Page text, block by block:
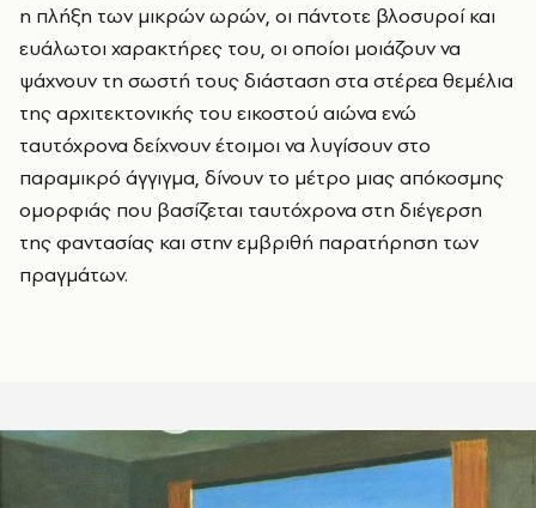
η πλήξη των μικρών ωρών, οι πάντοτε βλοσυροί και
ευάλωτοι χαρακτήρες του, οι οποίοι μοιάζουν να
ψάχνουν τη σωστή τους διάσταση στα στέρεα θεμέλια
της αρχιτεκτονικής του εικοστού αιώνα ενώ
ταυτόχρονα δείχνουν έτοιμοι να λυγίσουν στο
παραμικρό άγγιγμα, δίνουν το μέτρο μιας απόκοσμης
ομορφιάς που βασίζεται ταυτόχρονα στη διέγερση
της φαντασίας και στην εμβριθή παρατήρηση των
πραγμάτων.